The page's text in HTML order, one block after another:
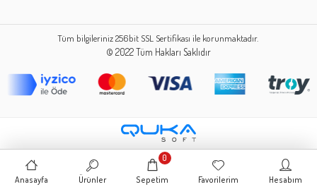
Tüm bilgileriniz 256bit SSL Sertifikası ile korunmaktadır.
© 2022Tüm Hakları Saklıdır
Anasayfa Ürünler Sepetim
0
Favorilerim Hesabım